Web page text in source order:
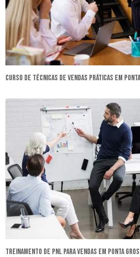
curso de técnicas de vendas práticas em
treinamento de pnl para vendas em Ponta